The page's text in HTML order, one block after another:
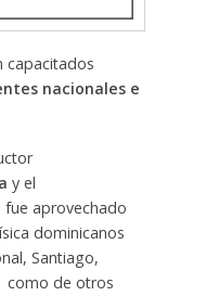
capacitados
nacionales e
y el
fue aprovechado
dominicanos
Santiago,
como de otros